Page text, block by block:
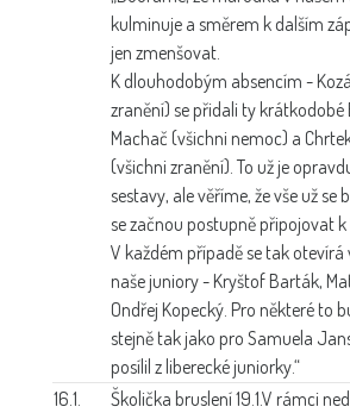
kulminuje a směrem k dalším
jen zmenšovat.
K dlouhodobým absencím -
zranění) se přidali ty krátkodobé
Machač (všichni nemoc) a
(všichni zranění). To už je
sestavy, ale věříme, že vše už se
se začnou postupně připojovat k
V každém případě se tak
naše juniory - Kryštof Barták,
Ondřej Kopecký. Pro některé to
stejně tak jako pro Samuela
posílil z liberecké juniorky.“
16.1.
Školička bruslení 19.1.V rámci